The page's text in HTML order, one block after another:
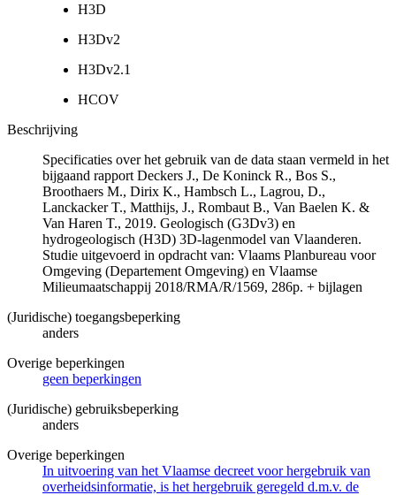
H3D
H3Dv2
H3Dv2.1
HCOV
Beschrijving
Specificaties over het gebruik van de data staan vermeld in het
bijgaand rapport Deckers J., De Koninck R., Bos S.,
Broothaers M., Dirix K., Hambsch L., Lagrou, D.,
Lanckacker T., Matthijs, J., Rombaut B., Van Baelen K. &
Van Haren T., 2019. Geologisch (G3Dv3) en
hydrogeologisch (H3D) 3D-lagenmodel van Vlaanderen.
Studie uitgevoerd in opdracht van: Vlaams Planbureau voor
Omgeving (Departement Omgeving) en Vlaamse
Milieumaatschappij 2018/RMA/R/1569, 286p. + bijlagen
(Juridische) toegangsbeperking
anders
Overige beperkingen
geen beperkingen
(Juridische) gebruiksbeperking
anders
Overige beperkingen
In uitvoering van het Vlaamse decreet voor hergebruik van
overheidsinformatie, is het hergebruik geregeld d.m.v. de